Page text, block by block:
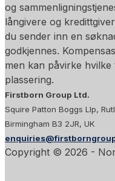
og
långivere og
du sender inn en
godkjennes.
men kan påvirke hvilke
plassering.
Firstborn Group Ltd.
Squire Patton Boggs Llp,
Birmingham B3 2JR, UK
Copyright © 2026 -